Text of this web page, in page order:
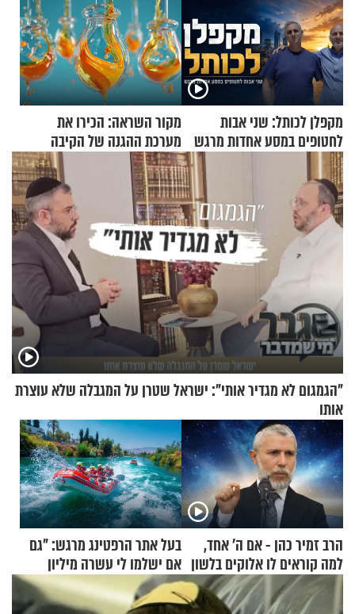
מקפלן לכותל: שני אבות
לחטופים במסע אחדות מרגש
מקור השראה: הכירו את
מערכת ההגנה של הקיבה
"הגמגום לא מגדיר אותי": ישראל שטרן על המגבלה שלא עוצרת
אותו
הרב זמיר כהן - אם ה’ אחד,
למה קוראים לו אלוקים בלשון
רבים?
בעל אתר הרפטינג מרגש: "גם
אם ישלמו לי עשרה מיליון
שקלים - לא אפתח בשבת"